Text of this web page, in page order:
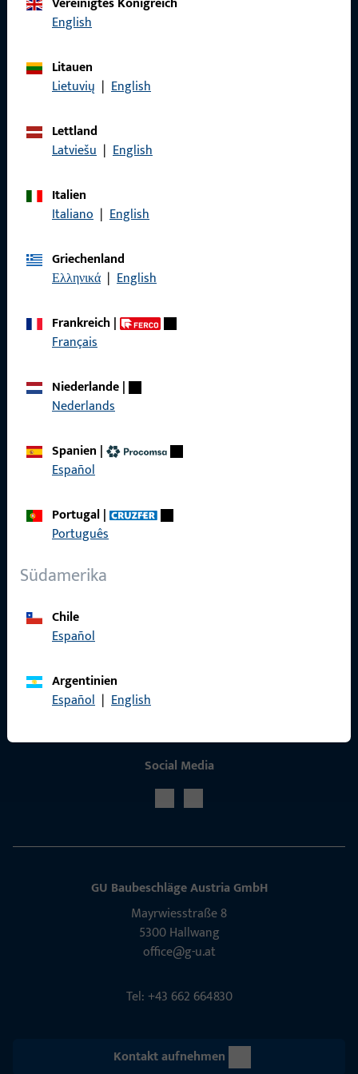
English
Litauen
Lietuvių | English
Lettland
Latviešu | English
Italien
Italiano | English
Griechenland
Ελληνικά | English
Frankreich|
Français
Niederlande|
Nederlands
Spanien |
Español
Portugal|
Português
Südamerika
Chile
Español
Argentinien
Español | English
Impressum
Schnelleinstieg
Referenzen
Social Media
GU Baubeschläge Aus­tria GmbH
Mayrwies­straße 8
5300 Hall­wang
office@g-u.at
Tel: +43 662 664830
Kontakt aufnehmen